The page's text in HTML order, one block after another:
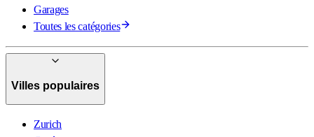
Garages
Toutes les catégories
Villes populaires
Zurich